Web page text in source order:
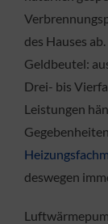
des Hauses
Geldbeutel:
Drei- bis
Leistungen
deswegen